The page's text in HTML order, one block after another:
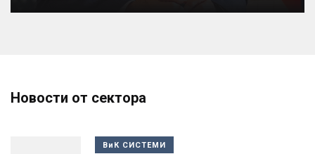
Новости от сектора
ВиК СИСТЕМИ